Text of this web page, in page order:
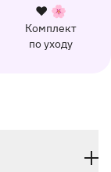
Комплект
по уходу
❤️ 🌸